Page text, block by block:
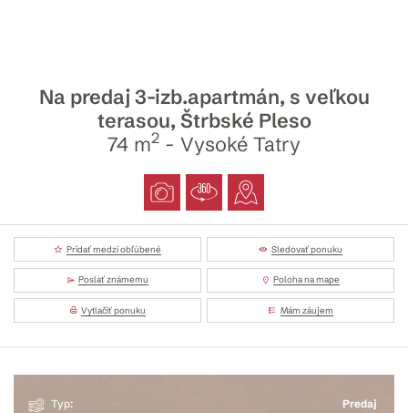
Na predaj 3-izb.apartmán, s veľkou
terasou, Štrbské Pleso
74 m2 - Vysoké Tatry
Pridať medzi obľúbené Sledovať ponuku
Poslať známemu Poloha na mape
Vytlačiť ponuku Mám záujem
Typ: Predaj